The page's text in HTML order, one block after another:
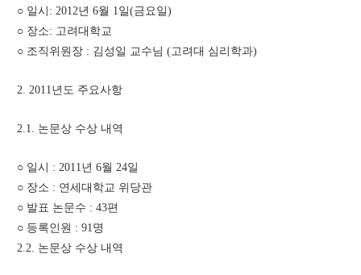
○ 일시: 2012년 6월 1일(금요일)
○ 장소: 고려대학교
○ 조직위원장 : 김성일 교수님 (고려대 심리학과)
2. 2011년도 주요사항
2.1. 논문상 수상 내역
○ 일시 : 2011년 6월 24일
○ 장소 : 연세대학교 위당관
○ 발표 논문수 : 43편
○ 등록인원 : 91명
2.2. 논문상 수상 내역